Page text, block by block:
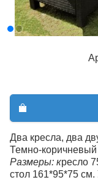
Два кресла, два
Темно-
Размеры: кресло
стол 161*95*75